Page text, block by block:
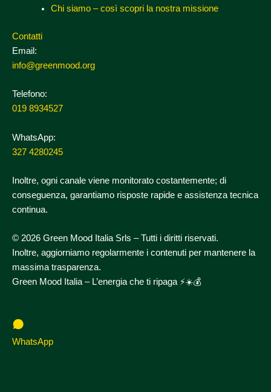
Chi siamo – così scopri la nostra missione
Contatti
Email:
info@greenmood.org
Telefono:
019 8934527
WhatsApp:
327 4280245
Inoltre, ogni canale viene monitorato costantemente; di
conseguenza, garantiamo risposte rapide e assistenza tecnica
continua.
© 2026 Green Mood Italia Srls – Tutti i diritti riservati.
Inoltre, aggiorniamo regolarmente i contenuti per mantenere la
massima trasparenza.
Green Mood Italia – L’energia che ti ripaga ⚡☀️💰
WhatsApp